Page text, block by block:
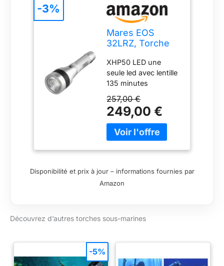
Mares EOS
32LRZ, Torche
sous-Marine,
Adulte Unisexe,
Aluminium, U
XHP50 LED une
seule led avec lentille
135 minutes
(puissance maxi)
batterie rechargeable
amovible interrupteur
mécanique
257,00 €
249,00 €
-3%
Disponibilité et prix à jour – informations fournies par
Amazon
Découvrez d’autres torches sous-marines
-5%